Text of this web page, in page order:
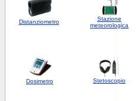
Distanziometro
Stazione
meteorologica
Dosimetro Stetoscopio